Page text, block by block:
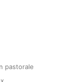
pastorale